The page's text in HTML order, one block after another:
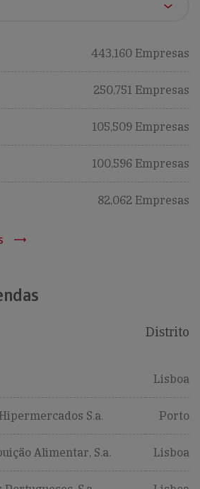
443,160 Empresas
250,751 Empresas
105,509 Empresas
100,596 Empresas
82,062 Empresas
Distrito
Lisboa
S.a. Porto
Alimentar, S.a. Lisboa